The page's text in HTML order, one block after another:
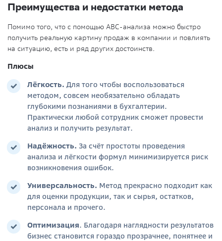
Преимущества и недостатки метода
Помимо того, что с помощью АВС-анализа можно быстро
получить реальную картину продаж в компании и повлиять
на ситуацию, есть и ряд других достоинств.
Плюсы
Лёгкость. Для того чтобы воспользоваться
методом, совсем необязательно обладать
глубокими познаниями в бухгалтерии.
Практически любой сотрудник сможет провести
анализ и получить результат.
Надёжность. За счёт простоты проведения
анализа и лёгкости формул минимизируется риск
возникновения ошибок.
Универсальность. Метод прекрасно подходит как
для оценки продукции, так и сырья, остатков,
персонала и прочего.
Оптимизация. Благодаря наглядности результатов
бизнес становится гораздо прозрачнее, понятнее и